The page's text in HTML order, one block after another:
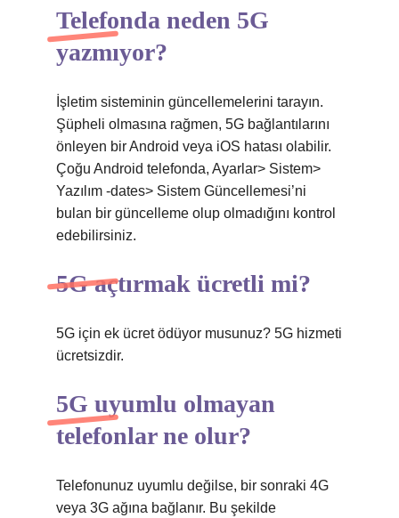
Telefonda neden 5G
yazmıyor?
İşletim sisteminin güncellemelerini tarayın.
Şüpheli olmasına rağmen, 5G bağlantılarını
önleyen bir Android veya iOS hatası olabilir.
Çoğu Android telefonda, Ayarlar> Sistem>
Yazılım -dates> Sistem Güncellemesi’ni
bulan bir güncelleme olup olmadığını kontrol
edebilirsiniz.
5G açtırmak ücretli mi?
5G için ek ücret ödüyor musunuz? 5G hizmeti
ücretsizdir.
5G uyumlu olmayan
telefonlar ne olur?
Telefonunuz uyumlu değilse, bir sonraki 4G
veya 3G ağına bağlanır. Bu şekilde